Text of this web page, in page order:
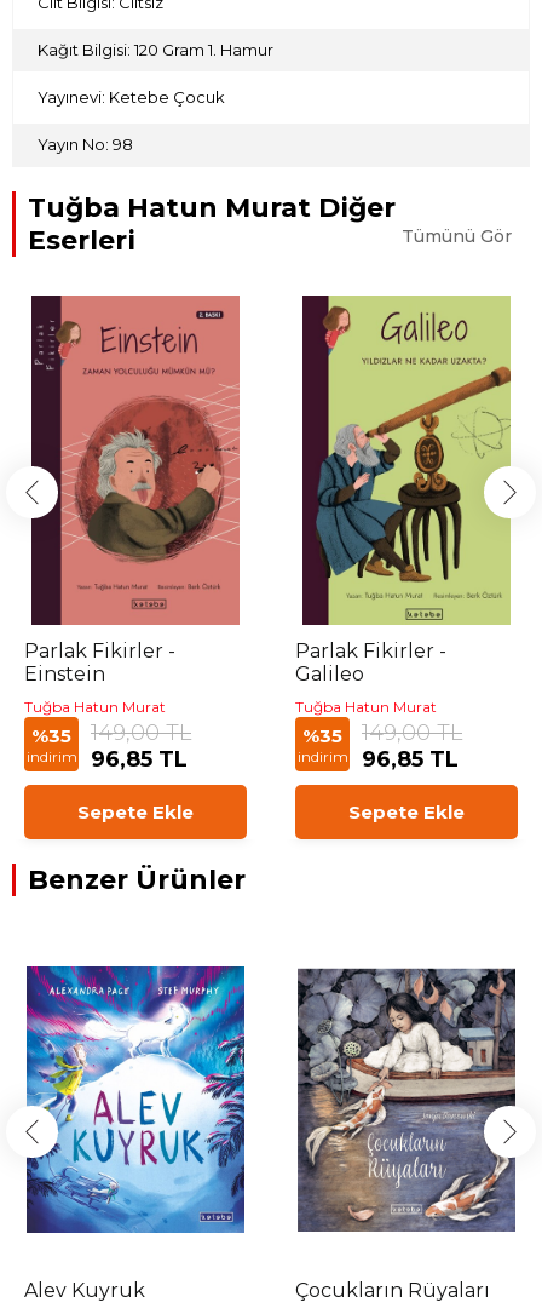
Kağıt Bilgisi: 120 Gram 1. Hamur
Yayınevi: Ketebe Çocuk
Yayın No: 98
Tuğba Hatun Murat Diğer
Eserleri
Tümünü Gör
Parlak Fikirler -
Einstein
Tuğba Hatun Murat
%35
indirim
149,00 TL
96,85 TL
Sepete Ekle
Parlak Fikirler -
Galileo
Tuğba Hatun Murat
%35
indirim
149,00 TL
96,85 TL
Sepete Ekle
Benzer Ürünler
Alev Kuyruk Çocukların Rüyaları